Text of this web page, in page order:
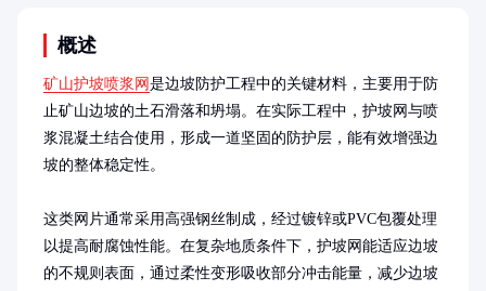
概述
矿山护坡喷浆网 是边坡防护工程中的关键材料，主要用于防
止矿山边坡的土石滑落和坍塌。在实际工程中，护坡网与喷
浆混凝土结合使用，形成一道坚固的防护层，能有效增强边
坡的整体稳定性。
这类网片通常采用高强钢丝制成，经过镀锌或PVC包覆处理
以提高耐腐蚀性能。在复杂地质条件下，护坡网能适应边坡
的不规则表面，通过柔性变形吸收部分冲击能量，减少边坡